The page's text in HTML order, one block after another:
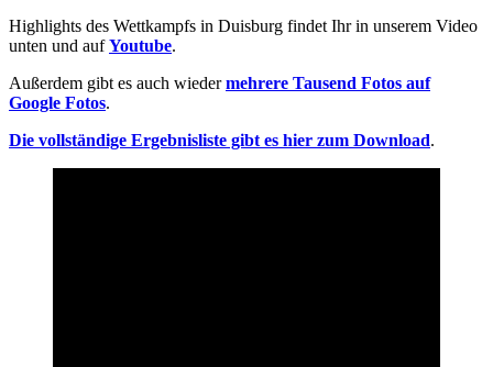
Highlights des Wettkampfs in Duisburg findet Ihr in unserem Video
unten und aufYoutube.
Außerdem gibt es auch wiedermehrere Tausend Fotos auf
Google Fotos.
Die vollständige Ergebnisliste gibt es hier zum Download.